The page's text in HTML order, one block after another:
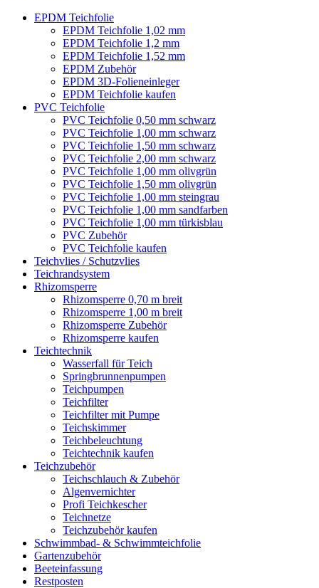
EPDM Teichfolie
EPDM Teichfolie 1,02 mm
EPDM Teichfolie 1,2 mm
EPDM Teichfolie 1,52 mm
EPDM Zubehör
EPDM 3D-Folieneinleger
EPDM Teichfolie kaufen
PVC Teichfolie
PVC Teichfolie 0,50 mm schwarz
PVC Teichfolie 1,00 mm schwarz
PVC Teichfolie 1,50 mm schwarz
PVC Teichfolie 2,00 mm schwarz
PVC Teichfolie 1,00 mm olivgrün
PVC Teichfolie 1,50 mm olivgrün
PVC Teichfolie 1,00 mm steingrau
PVC Teichfolie 1,00 mm sandfarben
PVC Teichfolie 1,00 mm türkisblau
PVC Zubehör
PVC Teichfolie kaufen
Teichvlies / Schutzvlies
Teichrandsystem
Rhizomsperre
Rhizomsperre 0,70 m breit
Rhizomsperre 1,00 m breit
Rhizomsperre Zubehör
Rhizomsperre kaufen
Teichtechnik
Wasserfall für Teich
Springbrunnenpumpen
Teichpumpen
Teichfilter
Teichfilter mit Pumpe
Teichskimmer
Teichbeleuchtung
Teichtechnik kaufen
Teichzubehör
Teichschlauch & Zubehör
Algenvernichter
Profi Teichkescher
Teichnetze
Teichzubehör kaufen
Schwimmbad- & Schwimmteichfolie
Gartenzubehör
Beeteinfassung
Restposten